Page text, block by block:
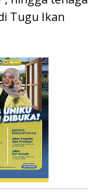
Tugu Ikan